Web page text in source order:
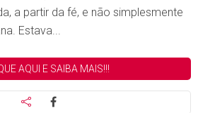
a partir da fé, e não simplesmente
Estava...
AQUI E SAIBA MAIS!!!